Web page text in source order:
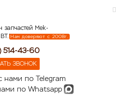
Нам доверяют с 2008г.
514-43-60
ЗВОНОК